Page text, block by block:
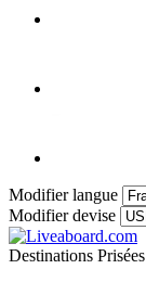
Modifier langue
Modifier devise
Destinations Prisées